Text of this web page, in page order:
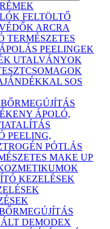
FELTÖLTŐ
ARCRA
TERMÉSZETES
PEELINGEK
UTALVÁNYOK
SOS
ÁPOLÓ,
PEELING,
PÓTLÁS
MAKE UP
KEZELÉSEK
DEMODEX